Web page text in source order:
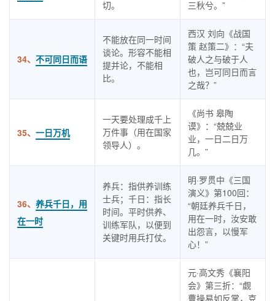
切。
三秋兮。”
34、 不可同日而语
不能放在同一时间
谈论。形容不能相
提并论，不能相
比。
西汉 刘向《战国
策 赵策二》：“夫
破人之与破于人
也，岂可同日而言
之哉？”
35、 一日万机
一天要处理成千上
万件事（用在国家
领导人）。
《尚书 皋陶
谟》：“兢兢业
业，一日二日万
几。”
36、 养兵千日，用
在一时
养兵：指供养训练
士兵；千日：指长
时间。平时供养、
训练军队，以便到
关键时用兵打仗。
明·罗贯中《三国
演义》第100回：
“朝廷养兵千日，
用在一时，汝安敢
出怨言，以慢军
心！”
元·高文秀《襄阳
会》第三折：“觑
曹操易如反掌，克